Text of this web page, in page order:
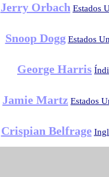
Jerry Orbach Estados
Snoop Dogg Estados
George Harris
Jamie Martz Estados
Crispian Belfrage